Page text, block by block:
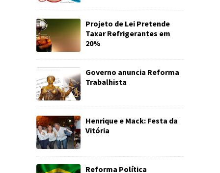
Projeto de Lei Pretende
Taxar Refrigerantes em
20%
Governo anuncia Reforma
Trabalhista
Henrique e Mack: Festa da
Vitória
Reforma Política